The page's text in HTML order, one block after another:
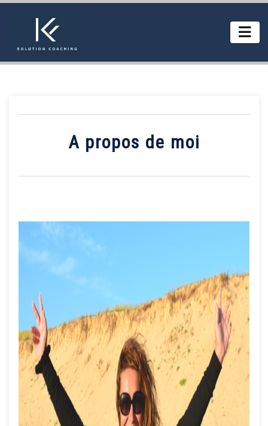
A propos de moi